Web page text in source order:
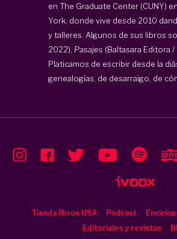
en The Graduate Center (CUNY)
York, donde vive desde 2010
y talleres. Algunos de sus libros
2022), Pasajes (Baltasara Editora
Platicamos de escribir desde la
genealogías, de desarraigo, de
Tienda libros USA Podcast
Editoriales y revistas